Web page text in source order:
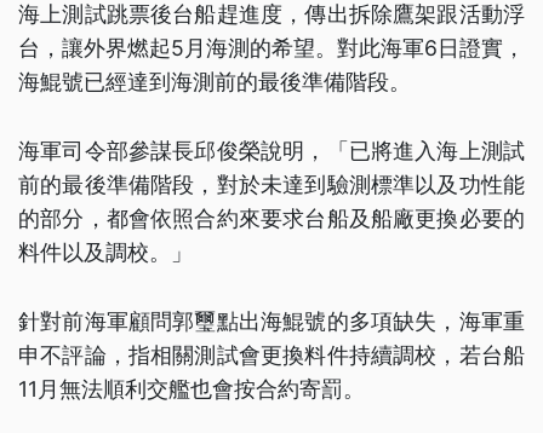
海上測試跳票後台船趕進度，傳出拆除鷹架跟活動浮
台，讓外界燃起5月海測的希望。對此海軍6日證實，
海鯤號已經達到海測前的最後準備階段。
海軍司令部參謀長邱俊榮說明，「已將進入海上測試
前的最後準備階段，對於未達到驗測標準以及功性能
的部分，都會依照合約來要求台船及船廠更換必要的
料件以及調校。」
針對前海軍顧問郭璽點出海鯤號的多項缺失，海軍重
申不評論，指相關測試會更換料件持續調校，若台船
11月無法順利交艦也會按合約寄罰。